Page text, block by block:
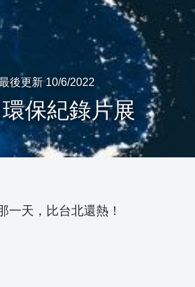
後更新 10/6/2022
保紀錄片展
一天，比台北還熱！